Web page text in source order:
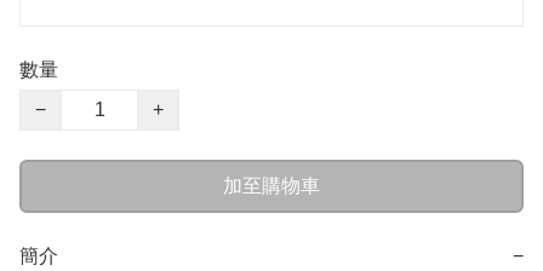
數量
−
+
加至購物車
簡介 −